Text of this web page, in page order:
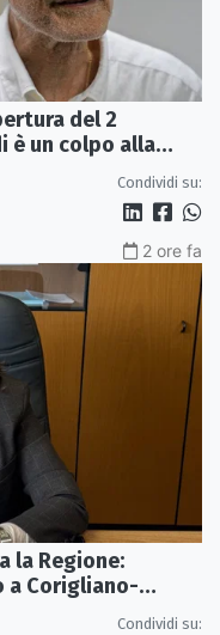
del 2
è un colpo alla
Condividi su:
2 ore fa
la Regione:
a Corigliano-
Condividi su: